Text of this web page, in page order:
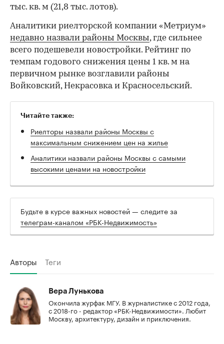
тыс. кв. м (21,8 тыс. лотов).
Аналитики риелторской компании «Метриум»
недавно назвали районы Москвы, где сильнее
всего подешевели новостройки. Рейтинг по
темпам годового снижения цены 1 кв. м на
первичном рынке возглавили районы
Войковский, Некрасовка и Красносельский.
Читайте также:
Риелторы назвали районы Москвы с
максимальным снижением цен на жилье
Аналитики назвали районы Москвы с самыми
высокими ценами на новостройки
Будьте в курсе важных новостей — следите за
телеграм-каналом «РБК-Недвижимость»
Авторы Теги
Вера Лунькова
Окончила журфак МГУ. В журналистике с 2012 года,
с 2018-го - редактор «РБК-Недвижимости». Любит
Москву, архитектуру, дизайн и приключения.